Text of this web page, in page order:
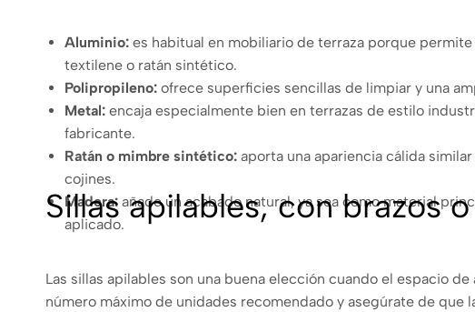
Aluminio:es habitual en mobiliario de terraza porque
textilene o ratán sintético.
Polipropileno:ofrece superficies sencillas de limpiar y una
Metal:encaja especialmente bien en terrazas de estilo
fabricante.
Ratán o mimbre sintético:aporta una apariencia cálida
cojines.
Madera:añade un acabado natural, ya sea como material
aplicado.
Sillas apilables, con brazos
Las sillas apilables son una buena elección cuando el espacio
número máximo de unidades recomendado y asegúrate de que